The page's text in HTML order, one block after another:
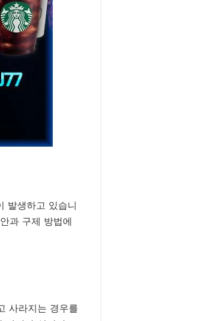
발생하고 있습니
과 구제 방법에
사라지는 경우를